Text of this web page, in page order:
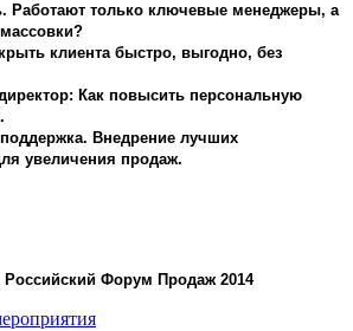
Работают только ключевые менеджеры, а
клиента быстро, выгодно, без
Как повысить персональную
Внедрение лучших
увеличения продаж.
Российский Форум Продаж 2014